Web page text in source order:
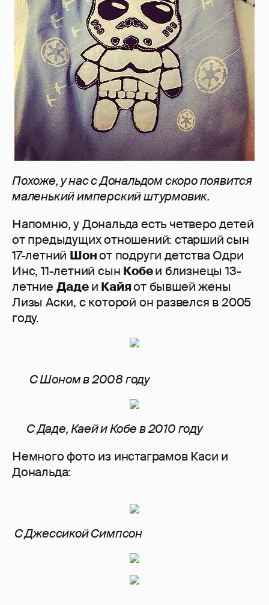
Похоже, у нас с Дональдом скоро появится
маленький имперский штурмовик.
Напомню, у Дональда есть четверо детей
от предыдущих отношений: старший сын
17-летний Шонот подруги детства Одри
Инс, 11-летний сын Кобеи близнецы 13-
летние Дадеи Кайяот бывшей жены
Лизы Аски, с которой он развелся в 2005
году.
С Шоном в 2008 году
С Даде, Каей и Кобе в 2010 году
Немного фото из инстаграмов Каси и
Дональда:
С Джессикой Симпсон